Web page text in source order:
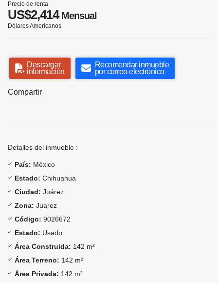
Precio de renta
US$2,414Mensual
Dólares Americanos
Descargar
información
Recomendar inmueble
por correo electrónico
Compartir
Detalles del inmueble :
País: México
Estado: Chihuahua
Ciudad: Juárez
Zona: Juarez
Código: 9026672
Estado: Usado
Área Construida: 142 m²
Área Terreno: 142 m²
Área Privada: 142 m²